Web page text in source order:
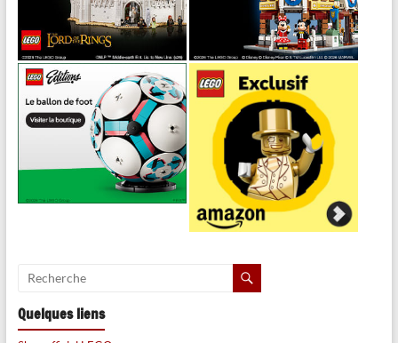
Quelques liens